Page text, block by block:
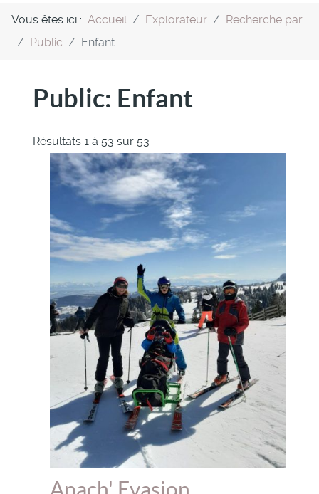
Vous êtes ici : Accueil Explorateur
Recherche par
Public
Enfant
Public: Enfant
Résultats 1 à 53 sur 53
Apach' Evasion